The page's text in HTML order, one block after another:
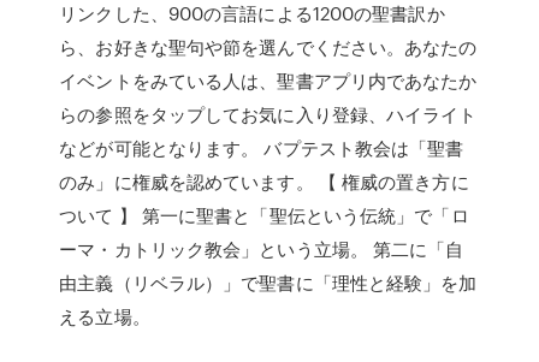
リンクした、900の言語による1200の聖書訳か
ら、お好きな聖句や節を選んでください。あなたの
イベントをみている人は、聖書アプリ内であなたか
らの参照をタップしてお気に入り登録、ハイライト
などが可能となります。 バプテスト教会は「聖書
のみ」に権威を認めています。 【 権威の置き方に
ついて 】 第一に聖書と「聖伝という伝統」で「ロ
ーマ・カトリック教会」という立場。 第二に「自
由主義（リベラル）」で聖書に「理性と経験」を加
える立場。